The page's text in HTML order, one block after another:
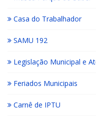
Casa do Trabalhador
SAMU 192
Legislação Municipal e
Feriados Municipais
Carnê de IPTU